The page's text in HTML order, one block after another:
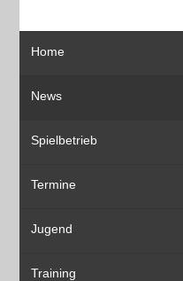
Home
News
Spielbetrieb
Termine
Jugend
Training